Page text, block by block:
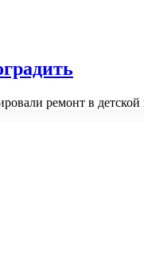
ремонт в